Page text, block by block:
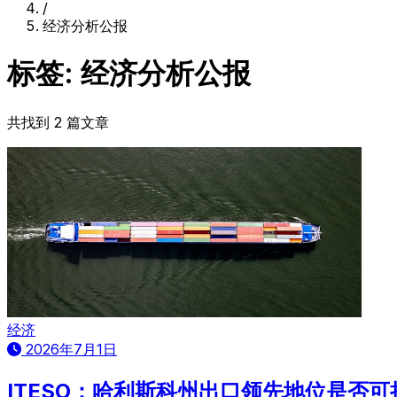
/
经济分析公报
标签: 经济分析公报
共找到 2 篇文章
经济
2026年7月1日
ITESO：哈利斯科州出口领先地位是否可